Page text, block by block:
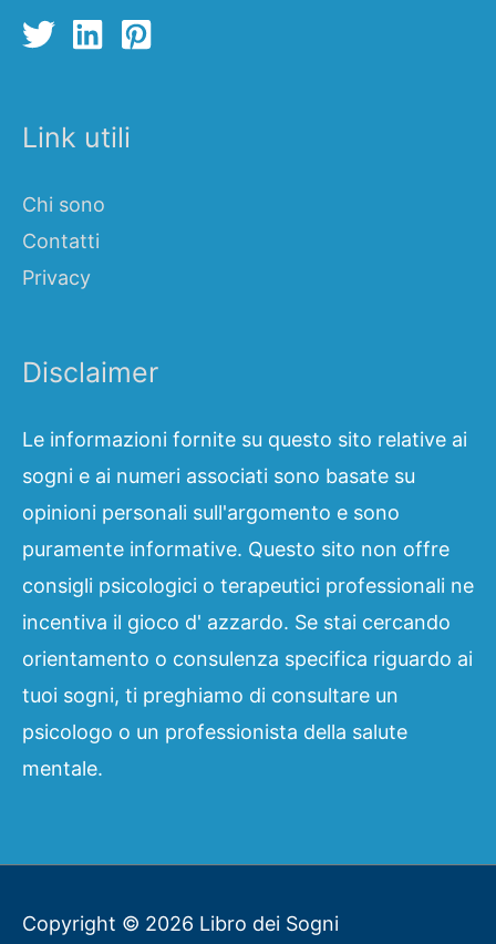
Link utili
Chi sono
Contatti
Privacy
Disclaimer
Le informazioni fornite su questo sito relative ai
sogni e ai numeri associati sono basate su
opinioni personali sull'argomento e sono
puramente informative. Questo sito non offre
consigli psicologici o terapeutici professionali ne
incentiva il gioco d' azzardo. Se stai cercando
orientamento o consulenza specifica riguardo ai
tuoi sogni, ti preghiamo di consultare un
psicologo o un professionista della salute
mentale.
Copyright © 2026 Libro dei Sogni